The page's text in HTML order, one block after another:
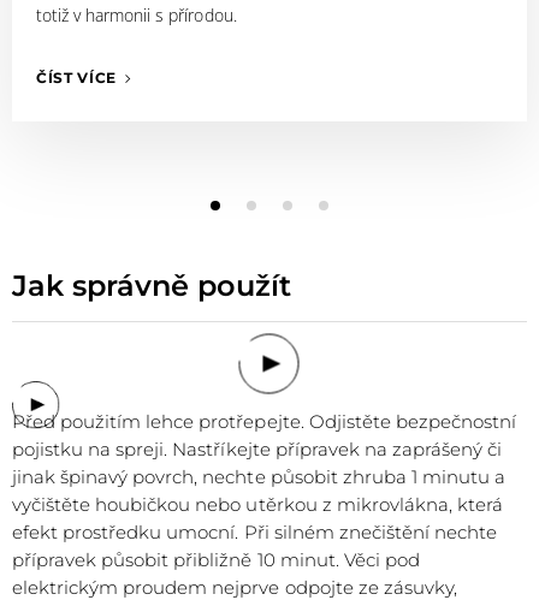
totiž v harmonii s přírodou.
ČÍST VÍCE
Jak správně použít
Před použitím lehce protřepejte. Odjistětebezpečnostní
pojistku na spreji. Nastříkejte přípravek na zaprášený či
jinak špinavý povrch, nechte působit zhruba 1 minutu a
vyčištěte houbičkou nebo utěrkou z mikrovlákna, která
efekt prostředku umocní. Při silném znečištění nechte
přípravek působit přibližně 10 minut. Věci pod
elektrickým proudem nejprve odpojte ze zásuvky,